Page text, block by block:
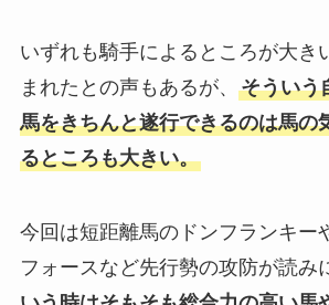
いずれも騎手によるところが大き
まれたとの声もあるが、 そういう
馬をきちんと遂行できるのは馬の
るところも大きい。
今回は短距離馬のドンフランキー
フォースなど先行勢の攻防が読み